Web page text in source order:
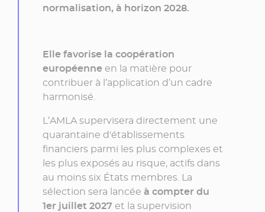
normalisation, à horizon 2028.
Elle favorise la coopération
européenne en la matière pour
contribuer à l’application d’un cadre
harmonisé.
L’AMLA supervisera directement une
quarantaine d'établissements
financiers parmi les plus complexes et
les plus exposés au risque, actifs dans
au moins six États membres. La
sélection sera lancée à compter du
1er juillet 2027 et la supervision